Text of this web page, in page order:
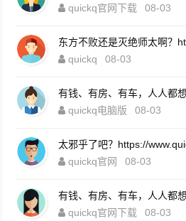
quickq官网下载
08-03
东方不败还是灭绝师太啊？
quickq
08-03
quickq电脑版
08-03
太邪乎了吧？https://
quickq官网
08-03
quickq官网下载
08-03